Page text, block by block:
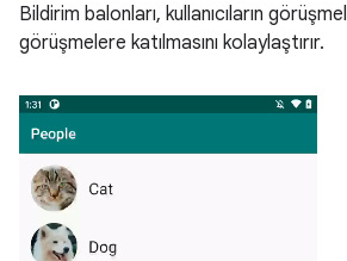
Bildirim balonları, kullanıcıların
görüşmelere katılmasını kolaylaştırır.